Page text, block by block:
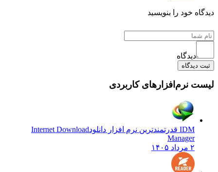
دیدگاه خود را بنویسید
دیدگاه
ثبت دیدگاه
لیست نرم‌افزارهای کاربردی
IDM قدرتمندترین نرم افزار دانلود
Internet Download
Manager
۲ مرداد ۱۴۰۵